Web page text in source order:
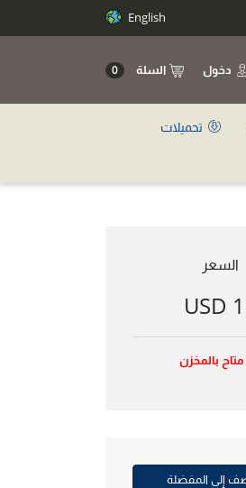
English
دخول السلة 0
تحميلات
السعر
متاح بالمخزن
إلى المفضلة